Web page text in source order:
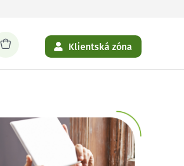
Klientská zóna